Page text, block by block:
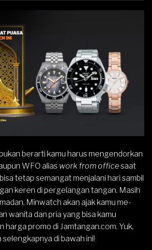
berarti kamu harus mengendorkan
WFO alias work from officesaat
tetap semangat menjalani hari sambil
keren di pergelangan tangan. Masih
, Minwatch akan ajak kamu me-
wanita dan pria yang bisa kamu
harga promo di Jamtangan.com. Yuk,
di bawah ini!